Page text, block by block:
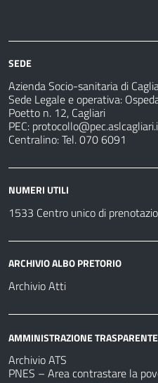
sanitarie
fare
SEDE
Azienda Socio-sanitaria di
Sede Legale e operativa:
Poetto n. 12, Cagliari
PEC:
Centralino: Tel. 070 6091
NUMERI UTILI
1533 Centro unico di
ARCHIVIO ALBO PRETORIO
Archivio Atti
AMMINISTRAZIONE TRASPARENTE
Archivio ATS
PNES – Area contrastare la